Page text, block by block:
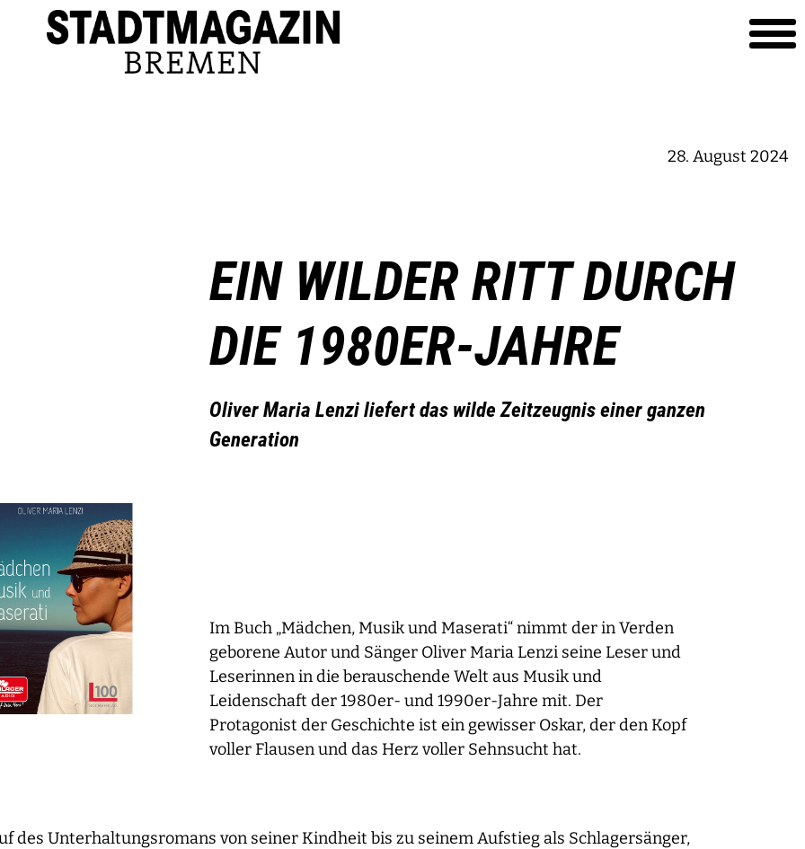
28. August 2024
EIN WILDER RITT DURCH
DIE 1980ER-JAHRE
Oliver Maria Lenzi liefert das wilde Zeitzeugnis einer ganzen
Generation
Im Buch „Mädchen, Musik und Maserati“ nimmt der in Verden
geborene Autor und Sänger Oliver Maria Lenzi seine Leser und
Leserinnen in die berauschende Welt aus Musik und
Leidenschaft der 1980er- und 1990er-Jahre mit. Der
Protagonist der Geschichte ist ein gewisser Oskar, der den Kopf
voller Flausen und das Herz voller Sehnsucht hat.
des Unterhaltungsromans von seiner Kindheit bis zu seinem Aufstieg als Schlagersänger,